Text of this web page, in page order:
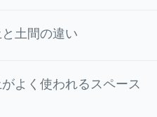
土間の違い
よく使われるスペース